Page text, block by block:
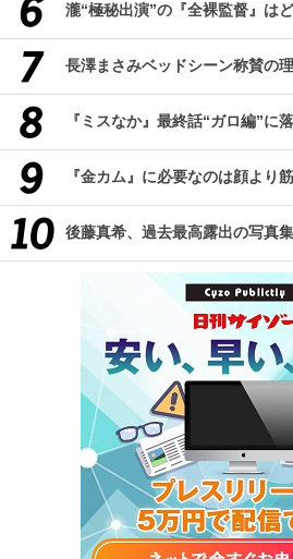
瀧“極秘出演”の『全裸監督』は
長澤まさみベッドシーン称賛の
『ミスなか』最終話“ガロ編”に
『金カム』に必要なのは顔より
後藤真希、過去最高露出の写真